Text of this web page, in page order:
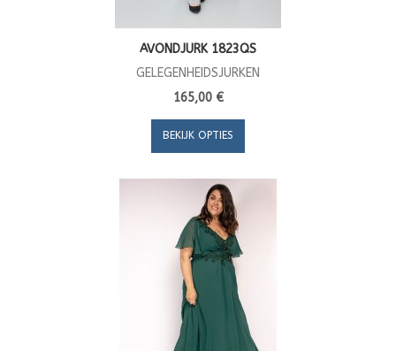
AVONDJURK 1823QS
GELEGENHEIDSJURKEN
165,00 €
BEKIJK OPTIES